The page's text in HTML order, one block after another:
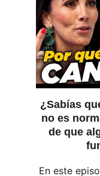
¿Sabías
no es
de que
En este